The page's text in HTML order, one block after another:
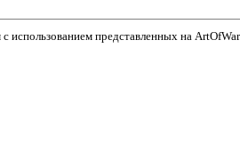
использованием представленных на